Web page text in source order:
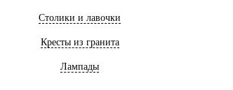
Столики и лавочки
Кресты из гранита
Лампады